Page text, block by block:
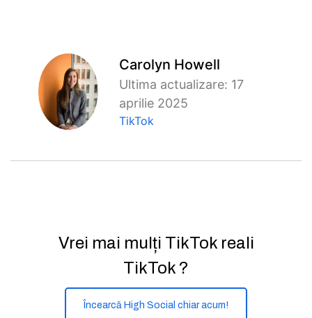
Carolyn Howell
Ultima actualizare: 17
aprilie 2025
TikTok
Vrei mai mulți TikTok reali
TikTok ?
Încearcă High Social chiar acum!